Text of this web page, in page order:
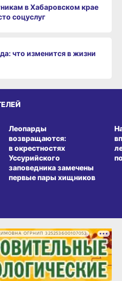
в Хабаровском крае
соцуслуг
что изменится в жизни
Леопарды
возвращаются:
в окрестностях
Уссурийского
заповедника замечены
первые пары хищников
ОГРНИП 325253600107053